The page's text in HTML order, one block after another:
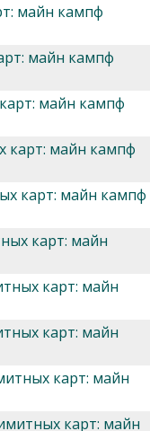
майн кампф
майн кампф
майн кампф
карт: майн кампф
карт: майн кампф
карт: майн
карт: майн
карт: майн
карт: майн
карт: майн